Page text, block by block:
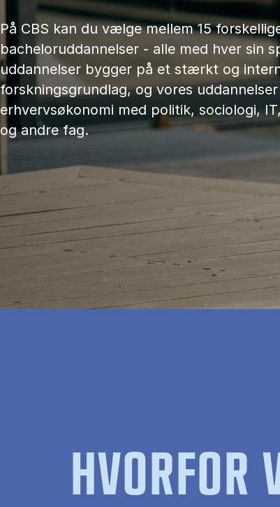
På CBS kan du vælge mellem 15
bacheloruddannelser - alle med hver sin
uddannelser bygger på et stærkt og
forskningsgrundlag, og vores
erhvervsøkonomi med politik, sociologi,
og andre fag.